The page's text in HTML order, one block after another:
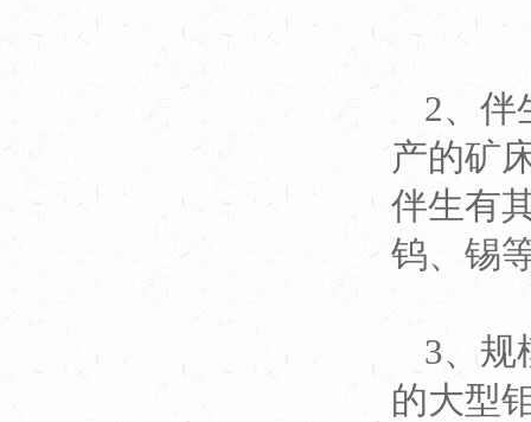
2、伴
产的矿
伴生有
钨、锡
3、规
的大型